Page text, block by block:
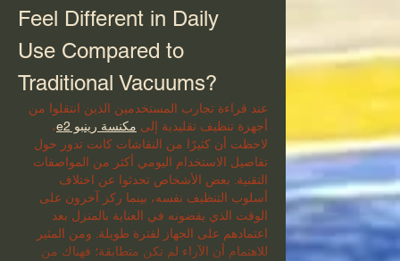
Feel Different in Daily
Use Compared to
Traditional Vacuums?
عند قراءة تجارب المستخدمين الذين انتقلوا من
أجهزة تنظيف تقليدية إلى مكنسة رينبو e2
،
لاحظت أن كثيرًا من النقاشات كانت تدور حول
تفاصيل الاستخدام اليومي أكثر من المواصفات
التقنية. بعض الأشخاص تحدثوا عن اختلاف
أسلوب التنظيف نفسه، بينما ركز آخرون على
الوقت الذي يقضونه في العناية بالمنزل بعد
اعتمادهم على الجهاز لفترة طويلة. ومن المثير
للاهتمام أن الآراء لم تكن متطابقة؛ فهناك من